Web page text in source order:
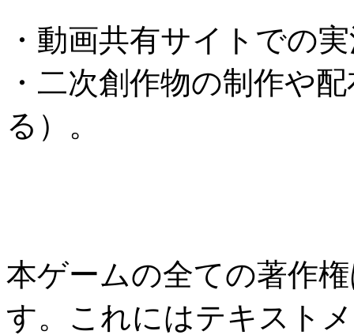
・動画共有サイトでの
・二次創作物の制作や
る）。
本ゲームの全ての著作
す。これにはテキスト